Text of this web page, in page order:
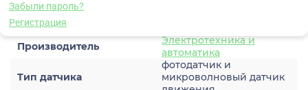
Забыли пароль?
Регистрация
Характеристики
Производитель
Электротехника и
автоматика
Тип датчика
фотодатчик и
микроволновый датчик